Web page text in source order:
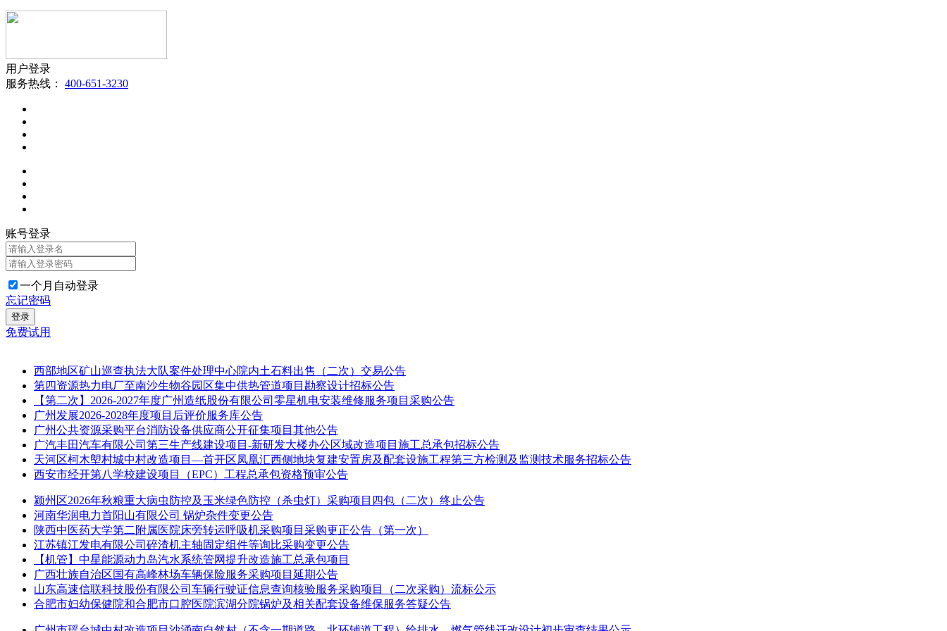
用户登录
服务热线： 400-651-3230
账号登录
一个月自动登录
忘记密码
登录
免费试用
西部地区矿山巡查执法大队案件处理中心院内土石料出售（二次）交易公告
第四资源热力电厂至南沙生物谷园区集中供热管道项目勘察设计招标公告
【第二次】2026-2027年度广州造纸股份有限公司零星机电安装维修服务项目采购公告
广州发展2026-2028年度项目后评价服务库公告
广州公共资源采购平台消防设备供应商公开征集项目其他公告
广汽丰田汽车有限公司第三生产线建设项目-新研发大楼办公区域改造项目施工总承包招标公告
天河区柯木塱村城中村改造项目—首开区凤凰汇西侧地块复建安置房及配套设施工程第三方检测及监测技术服务招标公告
西安市经开第八学校建设项目（EPC）工程总承包资格预审公告
颍州区2026年秋粮重大病虫防控及玉米绿色防控（杀虫灯）采购项目四包（二次）终止公告
河南华润电力首阳山有限公司 锅炉杂件变更公告
陕西中医药大学第二附属医院床旁转运呼吸机采购项目采购更正公告（第一次）
江苏镇江发电有限公司碎渣机主轴固定组件等询比采购变更公告
【机管】中星能源动力岛汽水系统管网提升改造施工总承包项目
广西壮族自治区国有高峰林场车辆保险服务采购项目延期公告
山东高速信联科技股份有限公司车辆行驶证信息查询核验服务采购项目（二次采购）流标公示
合肥市妇幼保健院和合肥市口腔医院滨湖分院锅炉及相关配套设备维保服务答疑公告